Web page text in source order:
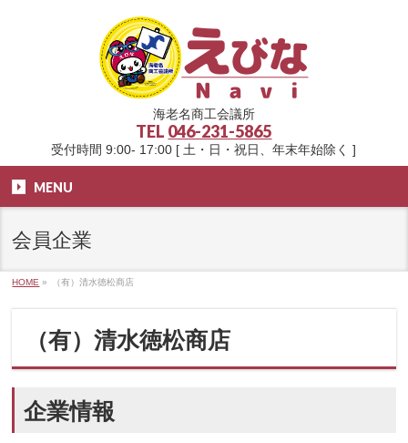
海老名商工会議所
TEL 046-231-5865
受付時間 9:00- 17:00 [ 土・日・祝日、年末年始除く ]
MENU
会員企業
HOME » （有）清水徳松商店
（有）清水徳松商店
企業情報